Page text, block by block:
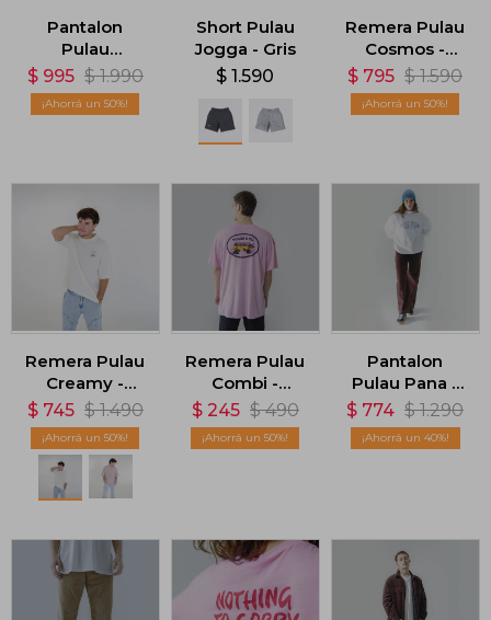
Pantalon
Pulau
Gabardina -
Marrón
$ 995 $ 1.990
50
Short Pulau
Jogga - Gris
$ 1.590
Remera Pulau
Cosmos -
Verde
$ 795 $ 1.590
50
Remera Pulau
Creamy -
Beige
$ 745 $ 1.490
50
Remera Pulau
Combi -
Rosado
$ 245 $ 490
50
Pantalon
Pulau Pana -
Marrón
$ 774 $ 1.290
40